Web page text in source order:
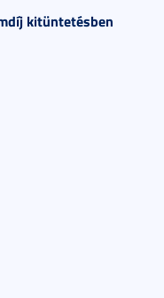
kitüntetésben